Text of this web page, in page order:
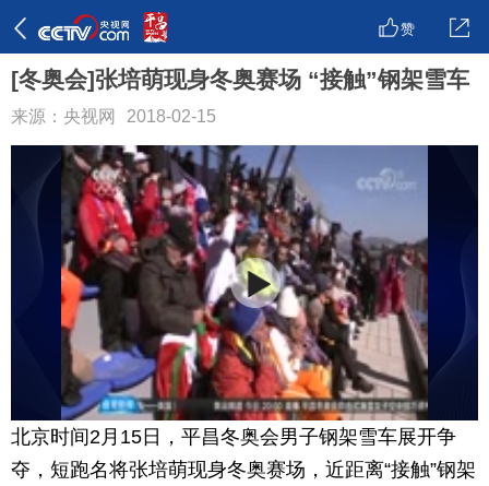
赞
[冬奥会]张培萌现身冬奥赛场 “接触”钢架雪车
来源：央视网 2018-02-15
北京时间2月15日，平昌冬奥会男子钢架雪车展开争
夺，短跑名将张培萌现身冬奥赛场，近距离“接触”钢架